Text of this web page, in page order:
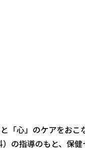
「心」のケアをおこ
の指導のもと、保